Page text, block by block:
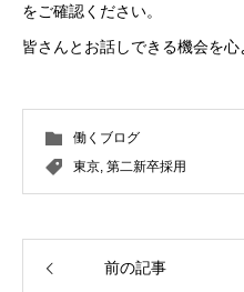
をご確認ください。
皆さんとお話しできる機会を心
働くブログ
東京, 第二新卒採用
前の記事